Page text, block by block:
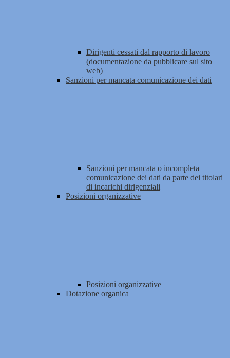
Dirigenti cessati dal rapporto di lavoro
(documentazione da pubblicare sul sito
web)
Sanzioni per mancata comunicazione dei dati
Sanzioni per mancata o incompleta
comunicazione dei dati da parte dei titolari
di incarichi dirigenziali
Posizioni organizzative
Posizioni organizzative
Dotazione organica